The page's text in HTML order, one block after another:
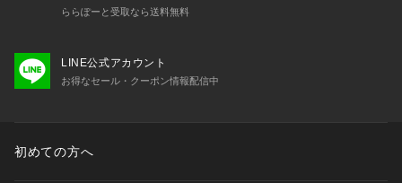
ららぽーと受取なら送料無料
LINE公式アカウント
お得なセール・クーポン情報配信中
初めての方へ